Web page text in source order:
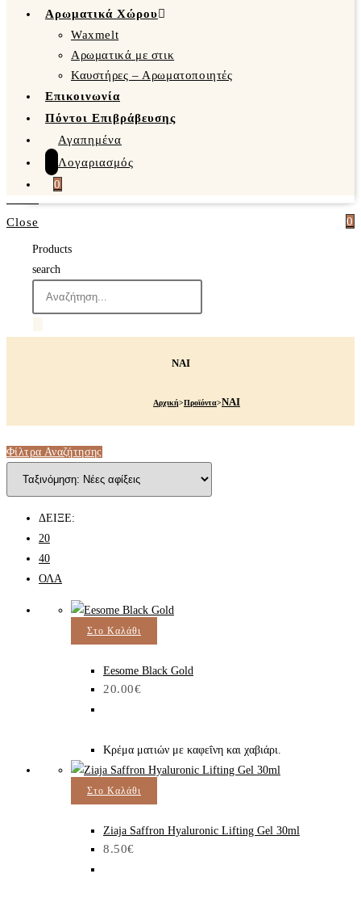
Αρωματικά Χώρου
Waxmelt
Αρωματικά με στικ
Καυστήρες – Αρωματοποιητές
Επικοινωνία
Πόντοι Επιβράβευσης
Αγαπημένα
Λογαριασμός
0
0
Close
Products
search
ΝΑΙ
Αρχική>Προϊόντα>ΝΑΙ
Φίλτρα Αναζήτησης
ΔΕΙΞΕ:
20
40
ΟΛΑ
Στο Καλάθι
Eesome Black Gold
20.00€
Κρέμα ματιών με καφεΐνη και χαβιάρι.
Στο Καλάθι
Ziaja Saffron Hyaluronic Lifting Gel 30ml
8.50€